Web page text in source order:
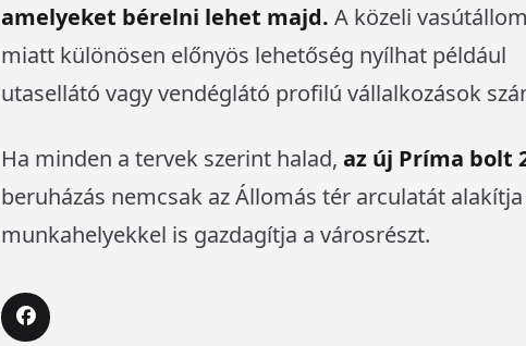
amelyeket bérelni lehet majd. A közeli
miatt különösen előnyös lehetőség nyílhat például
utasellátó vagy vendéglátó profilú vállalkozások
Ha minden a tervek szerint halad, az új Príma bolt
beruházás nemcsak az Állomás tér arculatát
munkahelyekkel is gazdagítja a városrészt.